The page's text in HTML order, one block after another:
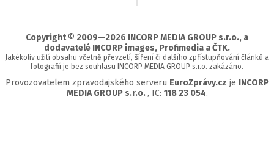
stránky
Copyright © 2009—2026 INCORP MEDIA GROUP s.r.o., a
dodavatelé INCORP images, Profimedia a ČTK.
Jakékoliv užití obsahu včetně převzetí, šíření či dalšího zpřístupňování článků a
fotografií je bez souhlasu INCORP MEDIA GROUP s.r.o. zakázáno.
Provozovatelem zpravodajského serveru EuroZprávy.cz je INCORP
MEDIA GROUP s.r.o. , IC: 118 23 054.